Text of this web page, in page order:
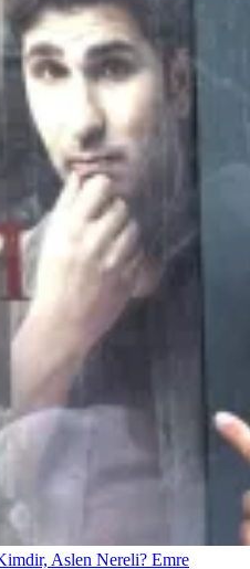
Aslen Nereli? Emre